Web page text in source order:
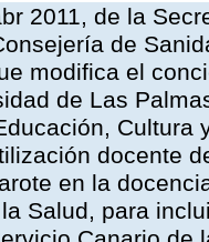
2011, de la
de
modifica el
de Las
Cultura
docente
en la
Salud, para